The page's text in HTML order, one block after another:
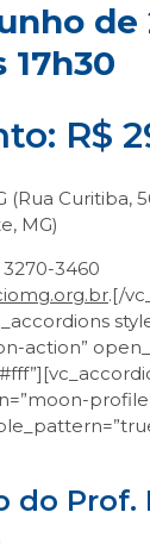
de
17h30
R$
Curitiba,
MG)
3270-3460
.[/
action”
do Prof.